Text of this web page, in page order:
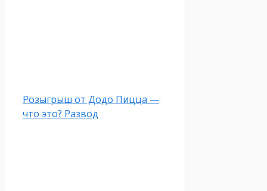
Розыгрыш от Додо Пицца —
что это? Развод